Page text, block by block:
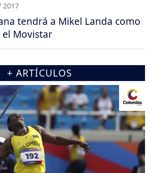
2017
tendrá a Mikel Landa como
Movistar
+ ARTÍCULOS